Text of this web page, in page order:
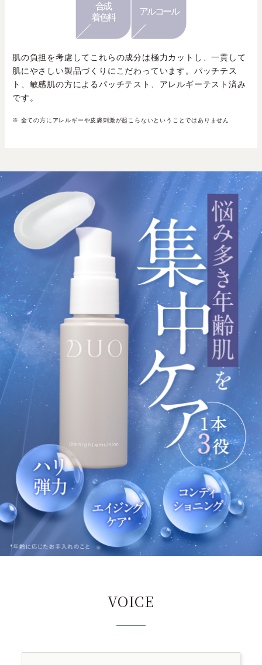
合成
着色料
アルコール
肌の負担を考慮してこれらの成分は極力カットし、一貫して
肌にやさしい製品づくりにこだわっています。パッチテス
ト、敏感肌の方によるパッチテスト、アレルギーテスト済み
です。
※ 全ての方にアレルギーや皮膚刺激が起こらないということではありません
VOICE